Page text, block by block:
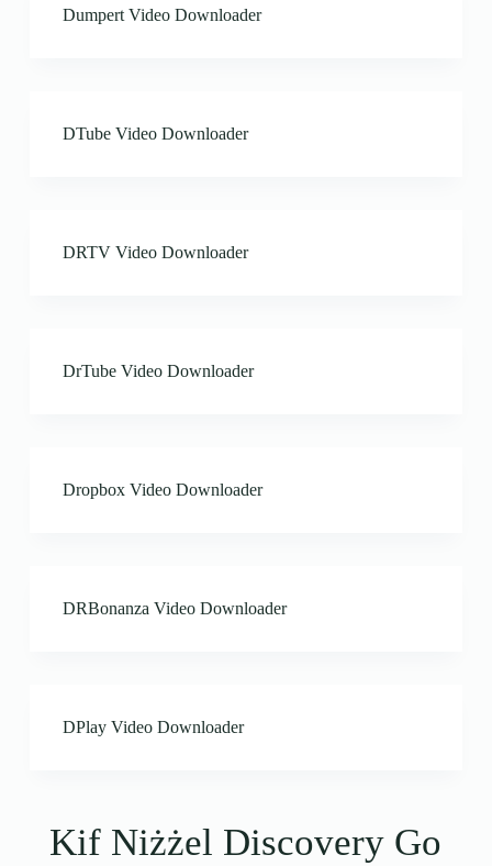
Dumpert Video Downloader
DTube Video Downloader
DRTV Video Downloader
DrTube Video Downloader
Dropbox Video Downloader
DRBonanza Video Downloader
DPlay Video Downloader
Kif Niżżel Discovery Go